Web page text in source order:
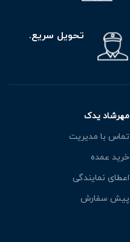
تحویل سریع.
مهرشاد یدک
تماس با مدیریت
خرید عمده
اعطای نمایندگی
پیش سفارش